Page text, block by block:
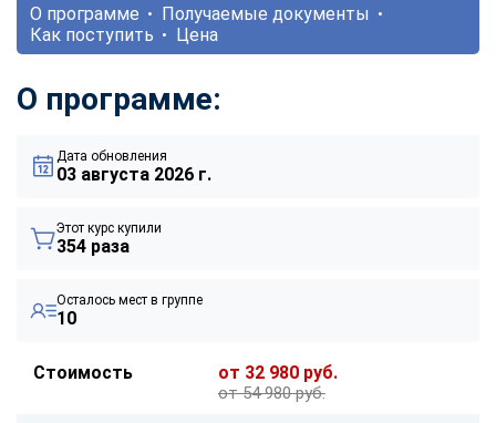
О программе
Получаемые документы
Как поступить
Цена
О программе:
Дата обновления
03 августа 2026 г.
Этот курс купили
354 раза
Осталось мест в группе
10
Стоимость от 32 980 руб.
от 54 980 руб.